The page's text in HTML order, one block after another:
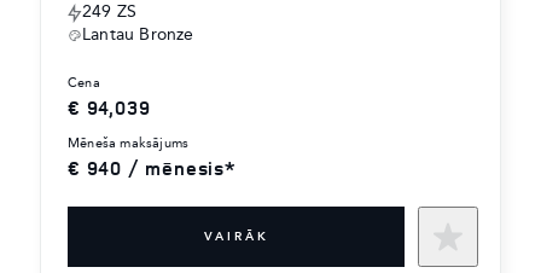
249 ZS
Lantau Bronze
cena
€ 94,039
mēneša maksājums
€ 940 / mēnesis*
VAIRĀK